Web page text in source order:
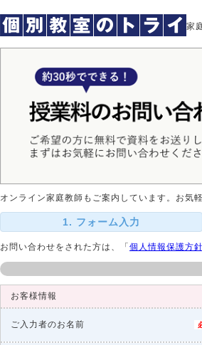
家
オンライン家庭教師もご案内しています。お気
1. フォーム入力
お問い合わせをされた方は、「個人情報保護方針
お客様情報
ご入力者のお名前